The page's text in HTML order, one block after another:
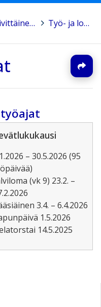
Päivittäinen koulunkäynti > Työ- ja loma-ajat
– 30.5.2026 (95
(vk 9) 23.2. –
3.4. – 6.4.2026
1.5.2026
14.5.2025